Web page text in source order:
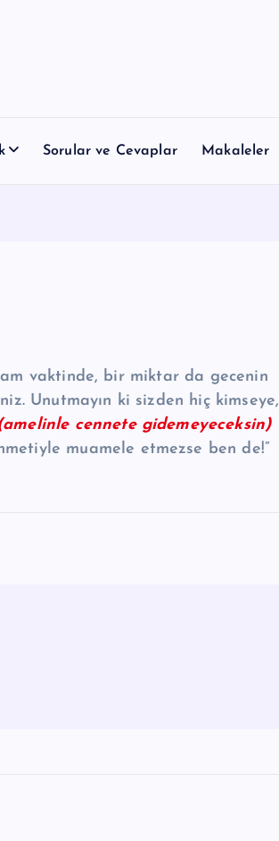
Sorular ve Cevaplar Makaleler
vaktinde, bir miktar da gecenin
Unutmayın ki sizden hiç kimseye,
cennete gidemeyeceksin)
muamele etmezse ben de!”